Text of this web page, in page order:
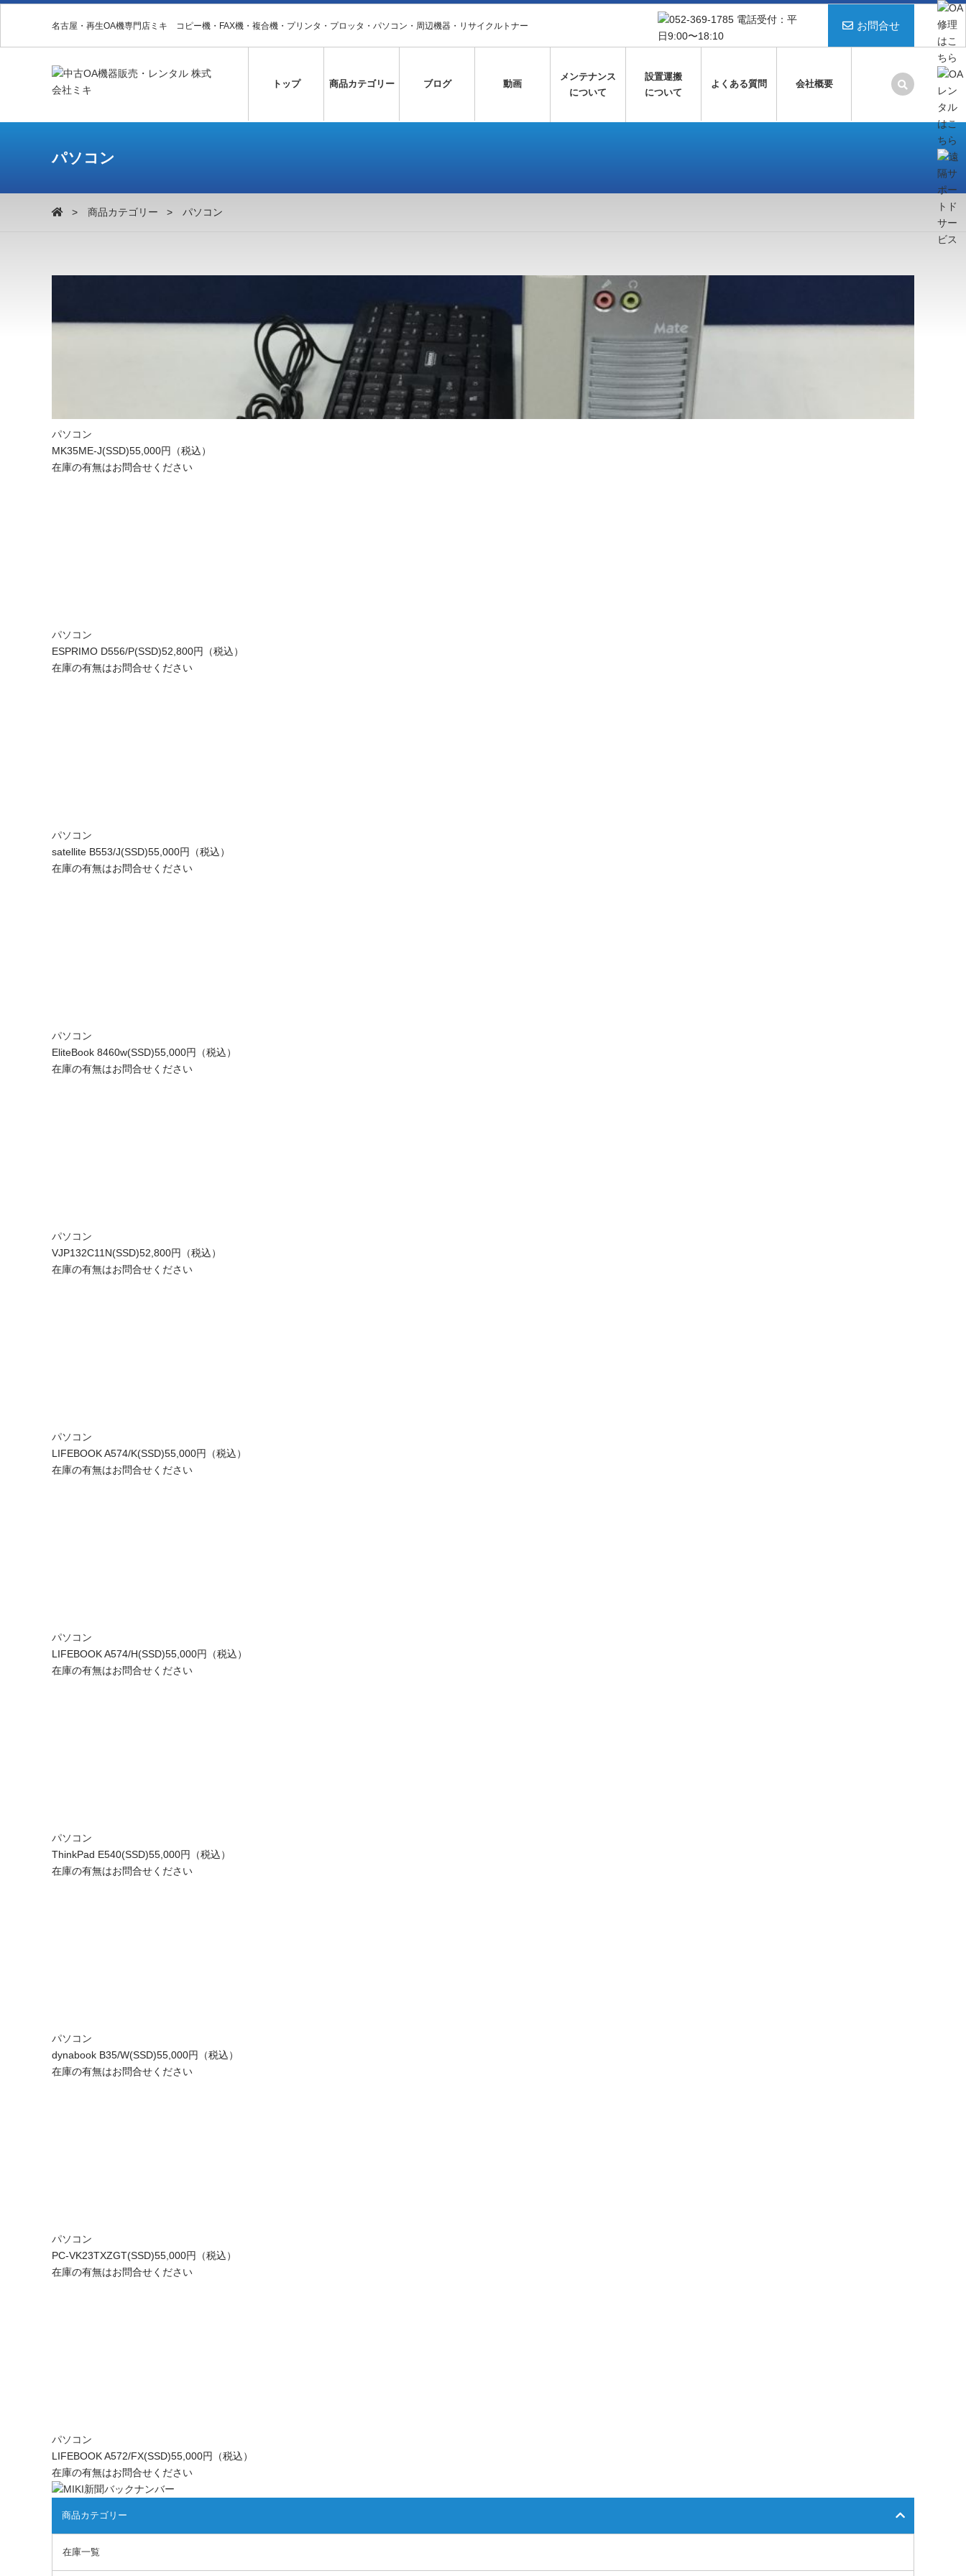
名古屋・再生OA機専門店ミキ コピー機・FAX機・複合機・プリンタ・プロッタ・パソコン・周辺機器・リサイクルトナー お問合せ
トップ 商品カテゴリー ブログ 動画
メンテナンス
について
設置運搬
について
よくある質問 会社概要
パソコン
商品カテゴリー パソコン
パソコン
MK35ME-J(SSD)55,000円（税込）
在庫の有無はお問合せください
パソコン
ESPRIMO D556/P(SSD)52,800円（税込）
在庫の有無はお問合せください
パソコン
satellite B553/J(SSD)55,000円（税込）
在庫の有無はお問合せください
パソコン
EliteBook 8460w(SSD)55,000円（税込）
在庫の有無はお問合せください
パソコン
VJP132C11N(SSD)52,800円（税込）
在庫の有無はお問合せください
パソコン
LIFEBOOK A574/K(SSD)55,000円（税込）
在庫の有無はお問合せください
パソコン
LIFEBOOK A574/H(SSD)55,000円（税込）
在庫の有無はお問合せください
パソコン
ThinkPad E540(SSD)55,000円（税込）
在庫の有無はお問合せください
パソコン
dynabook B35/W(SSD)55,000円（税込）
在庫の有無はお問合せください
パソコン
PC-VK23TXZGT(SSD)55,000円（税込）
在庫の有無はお問合せください
パソコン
LIFEBOOK A572/FX(SSD)55,000円（税込）
在庫の有無はお問合せください
商品カテゴリー
在庫一覧